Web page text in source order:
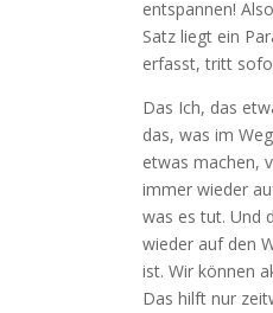
entspannen!
Satz liegt ein
erfasst, tritt
Das Ich, das
das, was im
etwas machen,
immer wieder
was es tut. Und
wieder auf den
ist. Wir können
Das hilft nur